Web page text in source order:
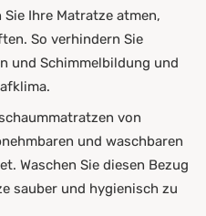
Sie Ihre Matratze atmen,
So verhindern Sie
und Schimmelbildung und
von
und waschbaren
Waschen Sie diesen Bezug
sauber und hygienisch zu